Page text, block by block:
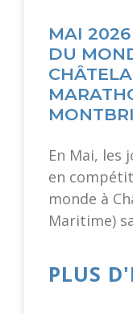
MAI
DU
En Mai, les
en
monde à
Maritime)
PLUS